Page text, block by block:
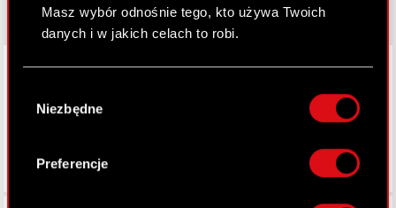
Masz wybór odnośnie tego, kto używa Twoich
danych i w jakich celach to robi.
lokalizacji geograficznej z dokładnością nawet
Identyfikować Twoje urządzenie, aktywnie
analizując charakteryzującego je zbiory
zgody
Niezbędne
Preferencje
LinkedIn